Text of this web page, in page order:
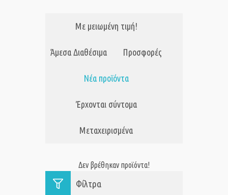
Με μειωμένη τιμή!
Άμεσα Διαθέσιμα Προσφορές
Νέα προϊόντα
Έρχονται σύντομα
Μεταχειρισμένα
Δεν βρέθηκαν προϊόντα!
Φίλτρα